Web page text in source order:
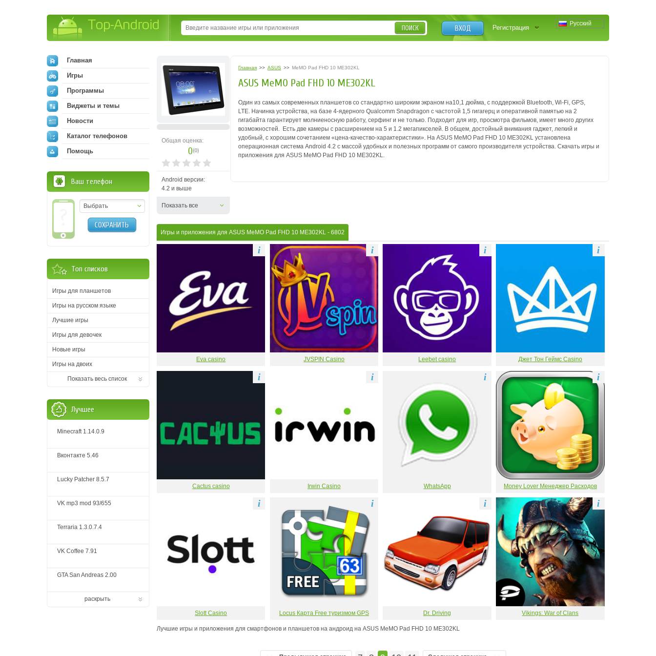
Русский
ВХОД Регистрация
ПОИСК
Общая оценка:
0(0)
Android версии:
4.2 и выше
Показать все
Главная >> ASUS >> MeMO Pad FHD 10 ME302KL
ASUS MeMO Pad FHD 10 ME302KL
Один из самых современных планшетов со стандартно широким экраном на10,1 дюйма, с поддержкой Bluetooth, Wi-Fi, GPS,
LTE. Начинка устройства, на базе 4-ядерного Qualcomm Snapdragon с частотой 1,5 гигагерц и оперативной памятью на 2
гигабайта гарантирует молниеносную работу, серфинг и не только. Подходит для игр, просмотра фильмов, имеет много других
возможностей. Есть две камеры с расширением на 5 и 1.2 мегапикселей. В общем, достойный внимания гаджет, легкий и
удобный, с хорошим сочетанием «цена-качество-характеристики». На ASUS MeMO Pad FHD 10 ME302KL установлена
операционная система Android 4.2 с массой удобных и полезных программ от самого производителя устройства. Скачать игры и
приложения для ASUS MeMO Pad FHD 10 ME302KL.
Игры и приложения для ASUS MeMO Pad FHD 10 ME302KL - 6802
Eva casino
i
JVSPIN Casino
i
Leebet casino
i
Джет Тон Геймс Casino
i
Cactus casino
i
Irwin Casino
i
WhatsApp
i
Money Lover Менеджер Расходов
i
Slott Casino
i
Locus Карта Free туризмом GPS
i
Dr. Driving
i
Vikings: War of Clans
i
Лучшие игры и приложения для смартфонов и планшетов на андроид на ASUS MeMO Pad FHD 10 ME302KL
Главная
Игры
Программы
Виджеты и темы
Новости
Каталог телефонов
Помощь
Ваш телефон
Выбрать
СОХРАНИТЬ
Топ списков
Игры для планшетов
Игры на русском языке
Лучшие игры
Игры для девочек
Новые игры
Игры на двоих
Показать весь список
Лучшее
Minecraft 1.14.0.9
Вконтакте 5.46
Lucky Patcher 8.5.7
VK mp3 mod 93/655
Terraria 1.3.0.7.4
VK Coffee 7.91
GTA San Andreas 2.00
раскрыть